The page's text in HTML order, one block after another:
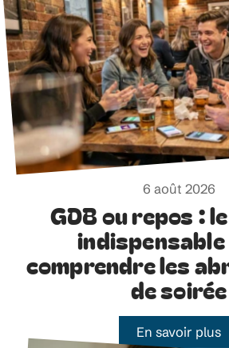
6 août 2026
GDB ou repos :
comprendre les
de soirée
En savoir plus